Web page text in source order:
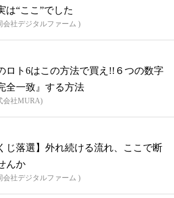
は“ここ”でした
会社デジタルファーム )
ロト6はこの方法で買え!!６つの数字
全一致』する方法
会社MURA)
じ落選】外れ続ける流れ、ここで断
んか
会社デジタルファーム )